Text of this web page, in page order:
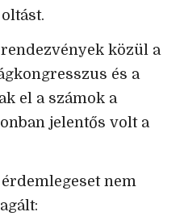
közül a
és a
el a számok a
jelentős volt a
nem